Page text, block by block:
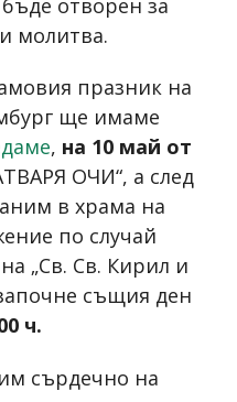
молитва.
празник на
ще имаме
, на 10 май от
ОЧИ“, а след
в храма на
по случай
„Св. Св. Кирил и
същия ден
ч.
сърдечно на